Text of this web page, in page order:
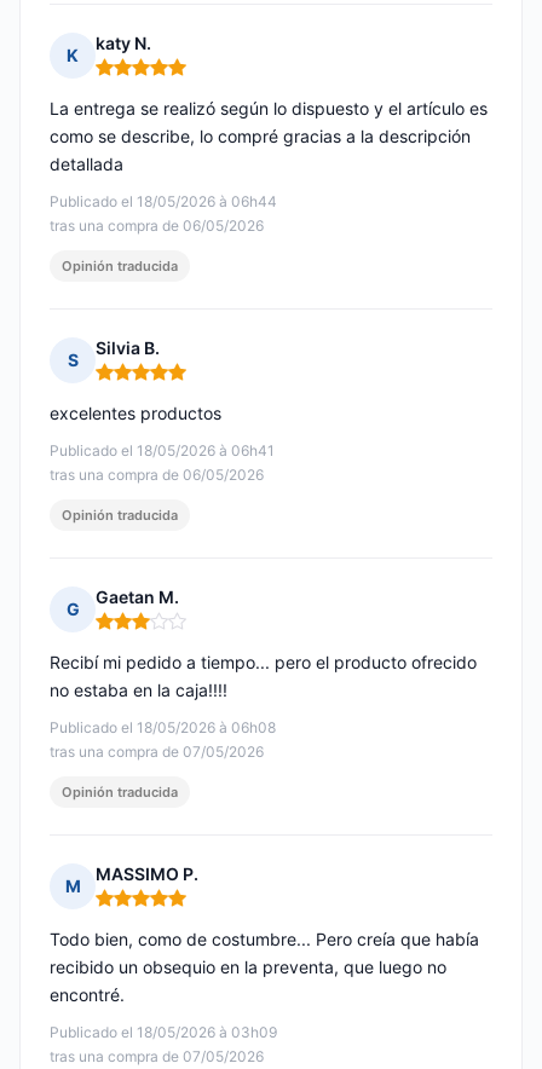
K
katy N.
Nota: 5 de 5
Publicado el 18/05/2026 à 06h44
tras una compra de 06/05/2026
La entrega se realizó según lo dispuesto y el artículo es
como se describe, lo compré gracias a la descripción
detallada
Opinión traducida
S
Silvia B.
Nota: 5 de 5
Publicado el 18/05/2026 à 06h41
tras una compra de 06/05/2026
excelentes productos
Opinión traducida
G
Gaetan M.
Nota: 3 de 5
Publicado el 18/05/2026 à 06h08
tras una compra de 07/05/2026
Recibí mi pedido a tiempo... pero el producto ofrecido
no estaba en la caja!!!!
Opinión traducida
M
MASSIMO P.
Nota: 5 de 5
Publicado el 18/05/2026 à 03h09
tras una compra de 07/05/2026
Todo bien, como de costumbre... Pero creía que había
recibido un obsequio en la preventa, que luego no
encontré.